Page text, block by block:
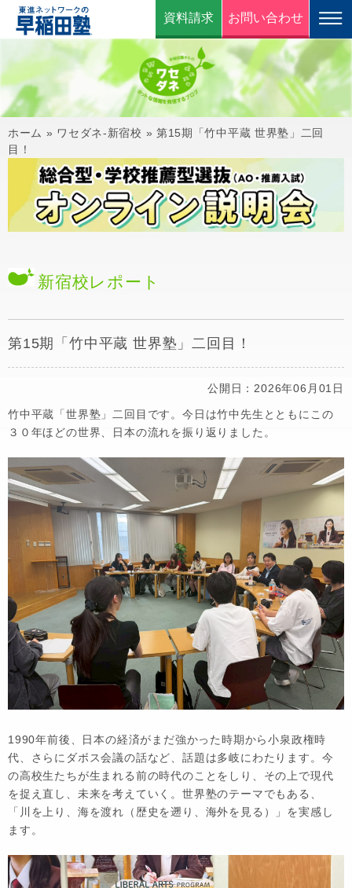
資料請求 お問い合わせ
ホーム » ワセダネ-新宿校 » 第15期「竹中平蔵 世界塾」二回
目！
新宿校レポート
第15期「竹中平蔵 世界塾」二回目！
公開日：2026年06月01日
竹中平蔵「世界塾」二回目です。今日は竹中先生とともにこの
３０年ほどの世界、日本の流れを振り返りました。
1990年前後、日本の経済がまだ強かった時期から小泉政権時
代、さらにダボス会議の話など、話題は多岐にわたります。今
の高校生たちが生まれる前の時代のことをしり、その上で現代
を捉え直し、未来を考えていく。世界塾のテーマでもある、
「川を上り、海を渡れ（歴史を遡り、海外を見る）」を実感し
ます。